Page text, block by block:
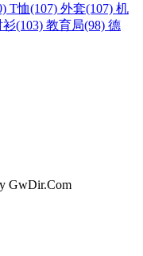
T恤(107) 外套(107) 机
衫(103) 教育局(98) 德
GwDir.Com